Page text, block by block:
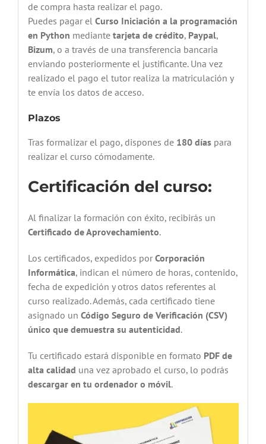
de compra hasta realizar el pago.
Puedes pagar el Curso Iniciación a la programación
en Python mediante tarjeta de crédito, Paypal,
Bizum, o a través de una transferencia bancaria
enviando posteriormente el justificante. Una vez
realizado el pago el tutor realiza la matriculación y
te envía los datos de acceso.
Plazos
Tras formalizar el pago, dispones de 180 díaspara
realizar el curso cómodamente.
Certificación del curso:
Al finalizar la formación con éxito, recibirás un
Certificado de Aprovechamiento.
Los certificados, expedidos por Corporación
Informática, indican el número de horas, contenido,
fecha de expedición y otros datos referentes al
curso realizado. Además, cada certificado tiene
asignado un Código Seguro de Verificación (CSV)
único que demuestra su autenticidad.
Tu certificado estará disponible en formato PDF de
alta calidad una vez aprobado el curso, lo podrás
descargar en tu ordenador o móvil.